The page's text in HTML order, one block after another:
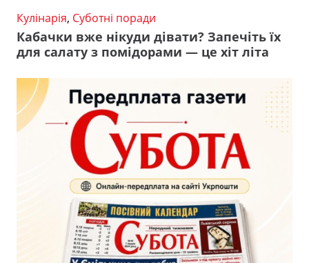
Кулінарія, Суботні поради
Кабачки вже нікуди дівати? Запечіть їх
для салату з помідорами — це хіт літа